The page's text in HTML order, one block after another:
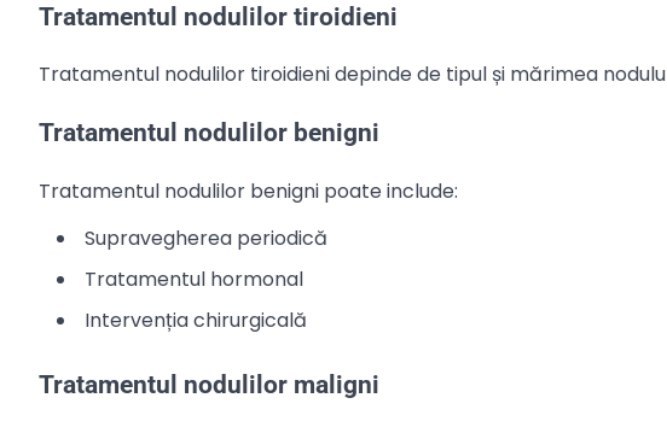
Tratamentul nodulilor tiroidieni
Tratamentul nodulilor tiroidieni depinde de tipul și mărimea
Tratamentul nodulilor benigni
Tratamentul nodulilor benigni poate include:
Supravegherea periodică
Tratamentul hormonal
Intervenția chirurgicală
Tratamentul nodulilor maligni